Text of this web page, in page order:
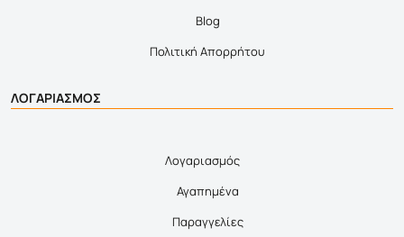
Blog
Πολιτική Απορρήτου
ΛΟΓΑΡΙΑΣΜΟΣ
Λογαριασμός
Αγαπημένα
Παραγγελίες